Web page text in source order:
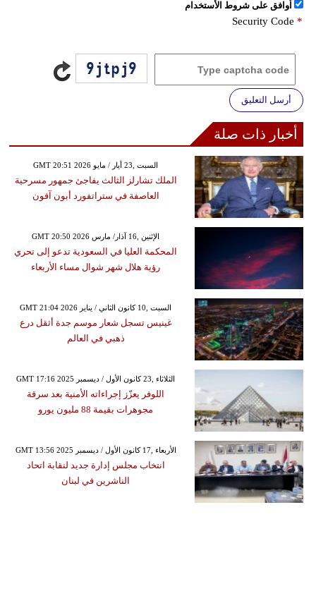
اُوافق على شروط الأستخدام
Security Code *
أرسل التعليق
أخبار ذات صلة
GMT 20:51 2026 السبت ,23 أيار / مايو
الملك تشارلز الثالث يفاجئ جمهور مسرحية
العاصفة في ستراتفورد أبون آفون
GMT 20:50 2026 الإثنين ,16 آذار/ مارس
المحكمة العليا في السعودية تدعو إلى تحري
رؤية هلال شهر شوال مساء الأربعاء
GMT 21:04 2026 السبت ,10 كانون الثاني / يناير
غينيس تسجل شعار موسم جدة أثقل درع
ذهبي في العالم
GMT 17:16 2025 الثلاثاء ,23 كانون الأول / ديسمبر
اللوفر يعزّز إجراءاته الأمنية بعد سرقة
مجوهرات بقيمة 88 مليون يورو
GMT 13:56 2025 الأربعاء ,17 كانون الأول / ديسمبر
انتخاب مجلس إدارة جديد لنقابة اتحاد
الناشرين في لبنان